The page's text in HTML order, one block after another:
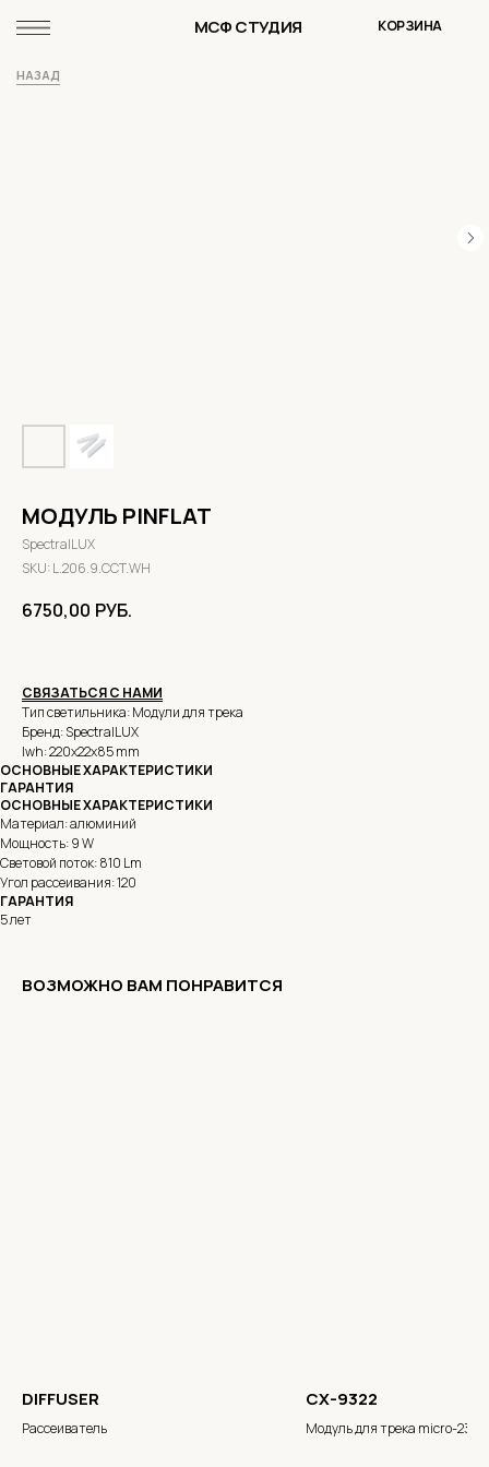
МСФ СТУДИЯ КОРЗИНА
НАЗАД
МОДУЛЬ PINFLAT
SpectralLUX
SKU: L.206.9.CCT.WH
6750,00 РУБ.
СВЯЗАТЬСЯ С НАМИ
Тип светильника: Модули для трека
Бренд: SpectralLUX
lwh: 220x22x85 mm
ОСНОВНЫЕ ХАРАКТЕРИСТИКИ
ГАРАНТИЯ
ОСНОВНЫЕ ХАРАКТЕРИСТИКИ
Материал: алюминий
Мощность: 9 W
Световой поток: 810 Lm
Угол рассеивания: 120
ГАРАНТИЯ
5 лет
ВОЗМОЖНО ВАМ ПОНРАВИТСЯ
DIFFUSER
Рассеиватель
CX-9322
Модуль для трека micro-23